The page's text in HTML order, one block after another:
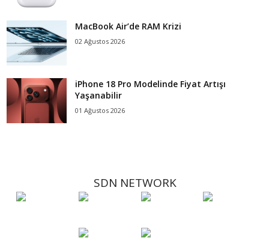
MacBook Air’de RAM Krizi
02 Ağustos 2026
iPhone 18 Pro Modelinde Fiyat Artışı
Yaşanabilir
01 Ağustos 2026
SDN NETWORK